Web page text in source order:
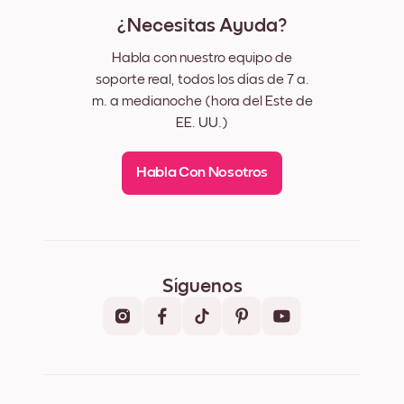
¿Necesitas Ayuda?
Habla con nuestro equipo de
soporte real, todos los días de 7 a.
m. a medianoche (hora del Este de
EE. UU.)
Habla Con Nosotros
Síguenos